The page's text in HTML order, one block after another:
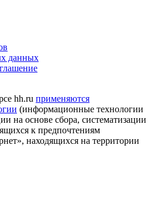
данных
hh.ru применяются
(информационные технологии
на основе сбора, систематизации
к предпочтениям
находящихся на территории